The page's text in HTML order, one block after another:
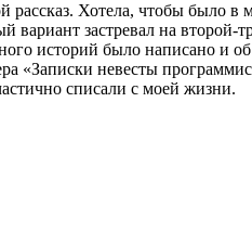
рассказ. Хотела, чтобы
застревал на второй-
историй было написано и
«Записки невесты
списали с моей жизни.